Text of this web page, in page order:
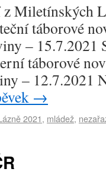
Miletínských
táborové
– 15.7.2021
táborové
– 12.7.2021
→
2021, mládež,